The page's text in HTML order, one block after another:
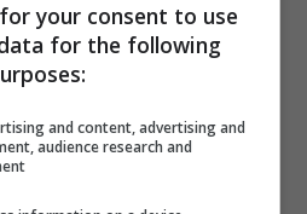
your consent to use
for the following
and content, advertising and
audience research and